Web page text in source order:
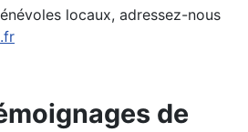
locaux, adressez-nous
de